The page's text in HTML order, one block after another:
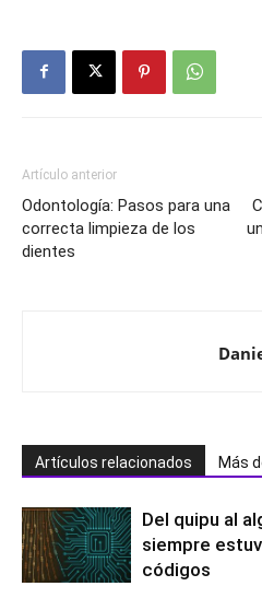
Artículo anterior
Odontología: Pasos para una
correcta limpieza de los
dientes
Artículos relacionados Más
Del quipu al
siempre
códigos